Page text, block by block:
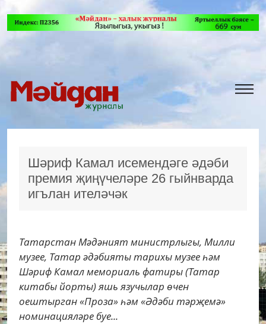
Шәриф Камал исемендәге әдәби
премия җиңүчеләре 26 гыйнварда
игълан ителәчәк
Татарстан Мәдәният министрлыгы, Милли
музее, Татар әдәбияты тарихы музее һәм
Шәриф Камал мемориаль фатиры (Татар
китабы йорты) яшь язучылар өчен
оештырган «Проза» һәм «Әдәби тәрҗемә»
номинацияләре буе...